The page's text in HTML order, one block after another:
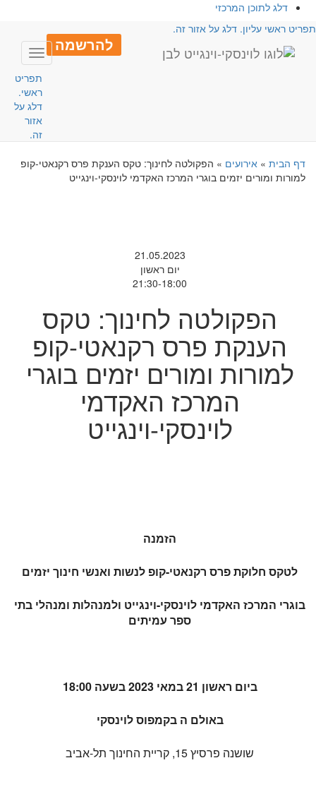
דלג לתוכן המרכזי
ראשי עליון. דלג על אזור זה.
להרשמה
Toggle
תפריט
ראשי.
דלג על
אזור
זה.
דף הבית» אירועים» הפקולטה לחינוך: טקס הענקת פרס רקנאטי-קופ
למורות ומורים יזמים בוגרי המרכז האקדמי לוינסקי-וינגייט
21.05.2023
יום ראשון
21:30-18:00
הפקולטה לחינוך: טקס
הענקת פרס רקנאטי-קופ
למורות ומורים יזמים בוגרי
המרכז האקדמי
לוינסקי-וינגייט
הזמנה
לטקס חלוקת פרס רקנאטי-קופ לנשות ואנשי חינוך יזמים
בוגרי המרכז האקדמי לוינסקי-וינגייט ולמנהלות ומנהלי בתי
ספר עמיתים
ביום ראשון 21 במאי 2023 בשעה 18:00
באולם ה בקמפוס לוינסקי
שושנה פרסיץ 15, קריית החינוך תל-אביב